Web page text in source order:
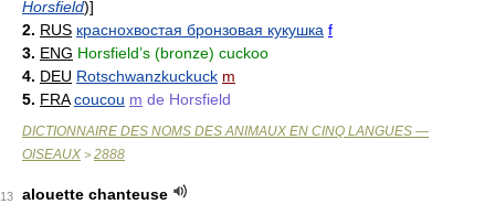
Horsfield)]
2. RUS краснохвостая бронзовая кукушка f
3. ENG Horsfield’s (bronze) cuckoo
4. DEU Rotschwanzkuckuck m
5. FRA coucou m de Horsfield
DICTIONNAIRE DES NOMS DES ANIMAUX EN CINQ LANGUES —
OISEAUX > 2888
13
alouette chanteuse